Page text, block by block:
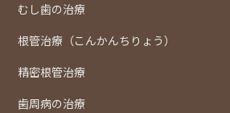
むし歯の治療
根管治療（こんかんちりょう）
精密根管治療
歯周病の治療